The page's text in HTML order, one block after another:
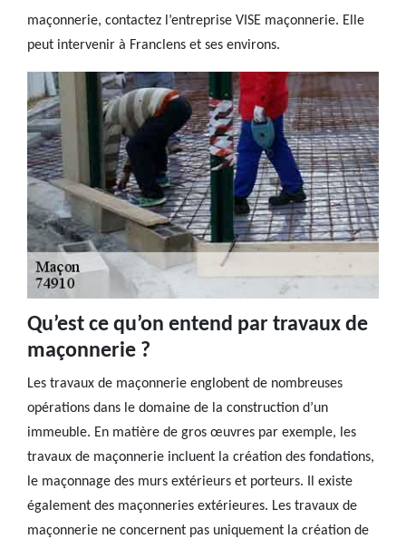
maçonnerie, contactez l’entreprise VISE maçonnerie. Elle
peut intervenir à Franclens et ses environs.
Qu’est ce qu’on entend par travaux de
maçonnerie ?
Les travaux de maçonnerie englobent de nombreuses
opérations dans le domaine de la construction d’un
immeuble. En matière de gros œuvres par exemple, les
travaux de maçonnerie incluent la création des fondations,
le maçonnage des murs extérieurs et porteurs. Il existe
également des maçonneries extérieures. Les travaux de
maçonnerie ne concernent pas uniquement la création de